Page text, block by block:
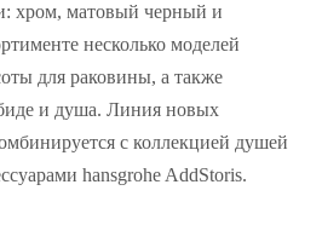
хром, матовый черный и
несколько моделей
для раковины, а также
и душа. Линия новых
с коллекцией душей
hansgrohe AddStoris.